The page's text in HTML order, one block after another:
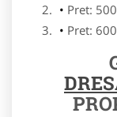
Pret:
Pret: